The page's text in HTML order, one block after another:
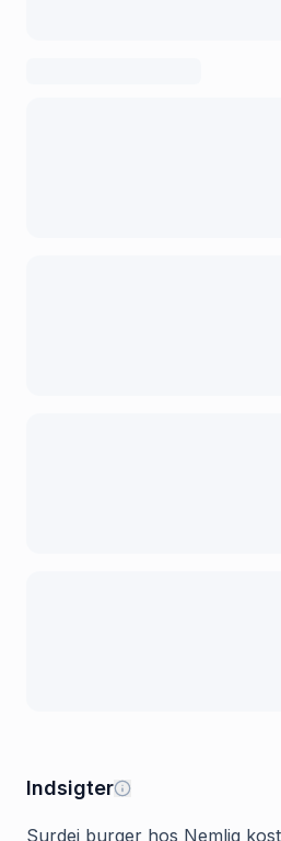
Indsigter
Surdej burger hos Nemlig